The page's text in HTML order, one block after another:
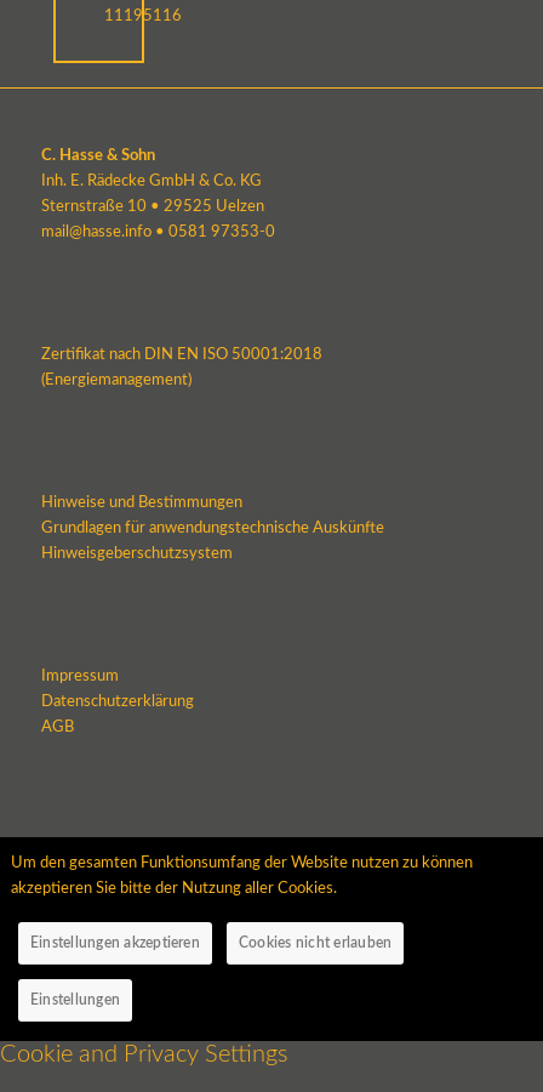
11195116
C. Hasse & Sohn
Inh. E. Rädecke GmbH & Co. KG
Sternstraße 10 • 29525 Uelzen
mail@hasse.info• 0581 97353-0
Zertifikat nach DIN EN ISO 50001:2018
(Energiemanagement)
Hinweise und Bestimmungen
Grundlagen für anwendungstechnische Auskünfte
Hinweisgeberschutzsystem
Impressum
Datenschutzerklärung
AGB
Um den gesamten Funktionsumfang der Website nutzen zu können
akzeptieren Sie bitte der Nutzung aller Cookies.
Einstellungen akzeptieren Cookies nicht erlauben
Einstellungen
Cookie and Privacy Settings